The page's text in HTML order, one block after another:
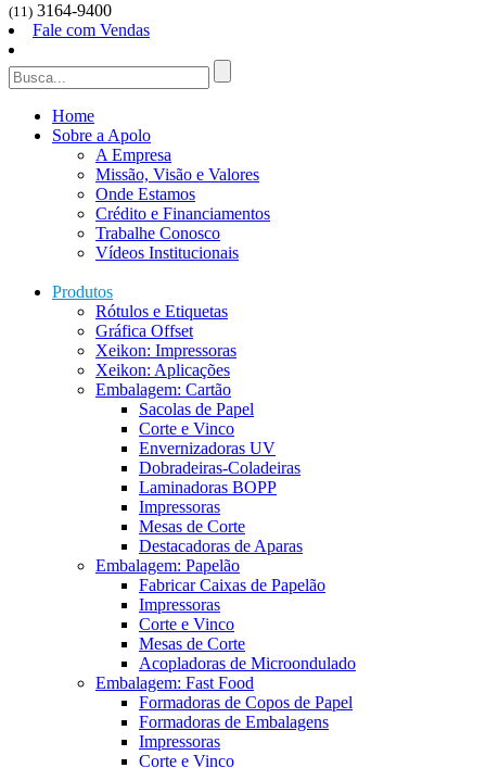
(11) 3164-9400
Fale com Vendas
Home
Sobre a Apolo
A Empresa
Missão, Visão e Valores
Onde Estamos
Crédito e Financiamentos
Trabalhe Conosco
Vídeos Institucionais
Produtos
Rótulos e Etiquetas
Gráfica Offset
Xeikon: Impressoras
Xeikon: Aplicações
Embalagem: Cartão
Sacolas de Papel
Corte e Vinco
Envernizadoras UV
Dobradeiras-Coladeiras
Laminadoras BOPP
Impressoras
Mesas de Corte
Destacadoras de Aparas
Embalagem: Papelão
Fabricar Caixas de Papelão
Impressoras
Corte e Vinco
Mesas de Corte
Acopladoras de Microondulado
Embalagem: Fast Food
Formadoras de Copos de Papel
Formadoras de Embalagens
Impressoras
Corte e Vinco